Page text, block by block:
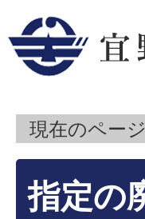
現在のページ
指定の